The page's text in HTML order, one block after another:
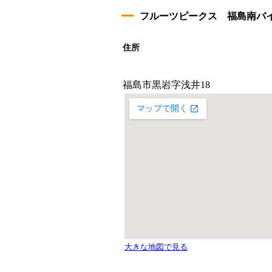
フルーツピークス 福島南バ
住所